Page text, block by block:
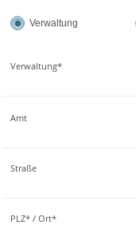
Verwaltung
Verwaltung*
Amt
Straße
PLZ* / Ort*